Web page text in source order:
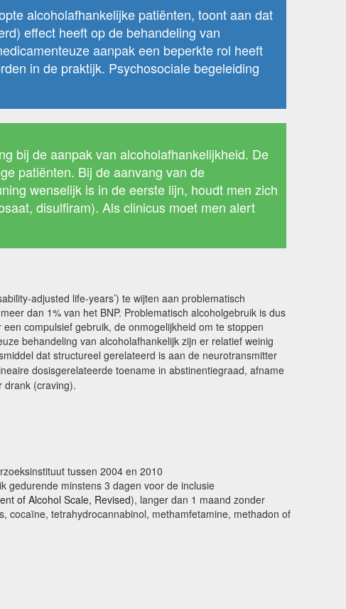
alcoholafhankelijke patiënten, toont aan dat
effect heeft op de behandeling van
aanpak een beperkte rol heeft
in de praktijk. Psychosociale begeleiding
bij de aanpak van alcoholafhankelijkheid. De
patiënten. Bij de aanvang van de
wenselijk is in de eerste lijn, houdt men zich
disulfiram). Als clinicus moet men alert
adjusted life-years’) te wijten aan problematisch
dan 1% van het BNP. Problematisch alcoholgebruik is dus
compulsief gebruik, de onmogelijkheid om te stoppen
behandeling van alcoholafhankelijk zijn er relatief weinig
dat structureel gerelateerd is aan de neurotransmitter
dosisgerelateerde toename in abstinentiegraad, afname
drank (craving).
tussen 2004 en 2010
gedurende minstens 3 dagen voor de inclusie
of Alcohol Scale, Revised), langer dan 1 maand zonder
cocaïne, tetrahydrocannabinol, methamfetamine, methadon of